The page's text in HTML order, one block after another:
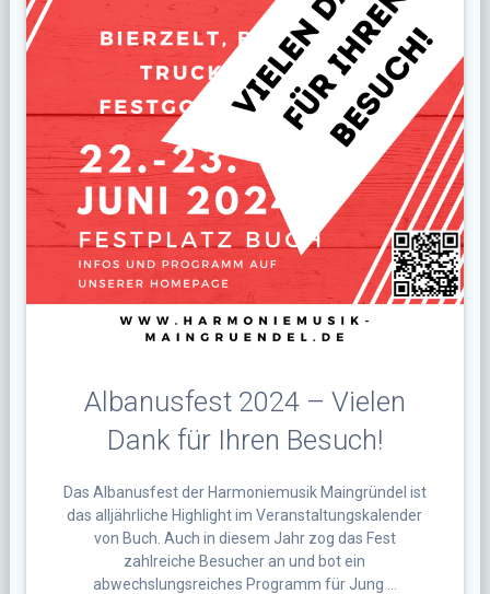
Albanusfest 2024 – Vielen
Dank für Ihren Besuch!
Das Albanusfest der Harmoniemusik Maingründel ist
das alljährliche Highlight im Veranstaltungskalender
von Buch. Auch in diesem Jahr zog das Fest
zahlreiche Besucher an und bot ein
abwechslungsreiches Programm für Jung …